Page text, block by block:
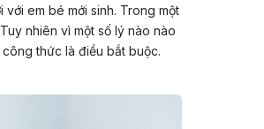
em bé mới sinh. Trong một
nhiên vì một số lý nào nào
thức là điều bắt buộc.